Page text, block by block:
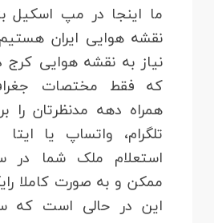
ما اینجا در مپ اسکیل
نقشه هوایی ایران
نیاز به نقشه هوایی کرج
که فقط مختصات
همراه دهه مدنظرتان را
تلگرام، واتساپ یا
استعلام ملک شما در
ممکن و به صورت کاملا
این در حالی است که